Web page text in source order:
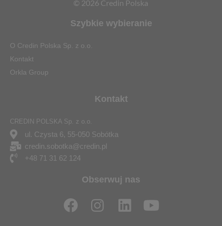
© 2026 Credin Polska
Szybkie wybieranie
O Credin Polska Sp. z o.o.
Kontakt
Orkla Group
Kontakt
CREDIN POLSKA Sp. z o.o.
ul. Czysta 6, 55-050 Sobótka
credin.sobotka@credin.pl
+48 71 31 62 124
Obserwuj nas
F
a
I
n
L
i
Y